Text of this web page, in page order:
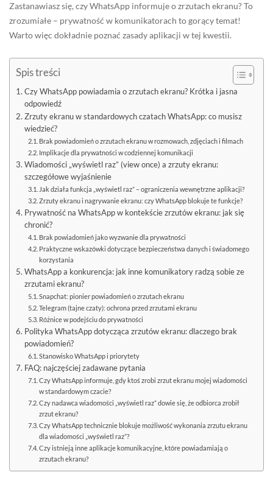
Zastanawiasz się, czy WhatsApp informuje o zrzutach ekranu? To
zrozumiałe – prywatność w komunikatorach to gorący temat!
Warto więc dokładnie poznać zasady aplikacji w tej kwestii.
Spis treści
Czy WhatsApp powiadamia o zrzutach ekranu? Krótka i jasna
odpowiedź
Zrzuty ekranu w standardowych czatach WhatsApp: co musisz
wiedzieć?
Brak powiadomień o zrzutach ekranu w rozmowach, zdjęciach i filmach
Implikacje dla prywatności w codziennej komunikacji
Wiadomości „wyświetl raz” (view once) a zrzuty ekranu:
szczegółowe wyjaśnienie
Jak działa funkcja „wyświetl raz” – ograniczenia wewnętrzne aplikacji?
Zrzuty ekranu i nagrywanie ekranu: czy WhatsApp blokuje te funkcje?
Prywatność na WhatsApp w kontekście zrzutów ekranu: jak się
chronić?
Brak powiadomień jako wyzwanie dla prywatności
Praktyczne wskazówki dotyczące bezpieczeństwa danych i świadomego
korzystania
WhatsApp a konkurencja: jak inne komunikatory radzą sobie ze
zrzutami ekranu?
Snapchat: pionier powiadomień o zrzutach ekranu
Telegram (tajne czaty): ochrona przed zrzutami ekranu
Różnice w podejściu do prywatności
Polityka WhatsApp dotycząca zrzutów ekranu: dlaczego brak
powiadomień?
Stanowisko WhatsApp i priorytety
FAQ: najczęściej zadawane pytania
Czy WhatsApp informuje, gdy ktoś zrobi zrzut ekranu mojej wiadomości
w standardowym czacie?
Czy nadawca wiadomości „wyświetl raz” dowie się, że odbiorca zrobił
zrzut ekranu?
Czy WhatsApp technicznie blokuje możliwość wykonania zrzutu ekranu
dla wiadomości „wyświetl raz”?
Czy istnieją inne aplikacje komunikacyjne, które powiadamiają o
zrzutach ekranu?